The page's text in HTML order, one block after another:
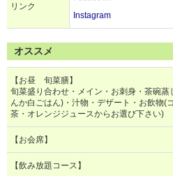
リンク
Instagram
オススメ
【お昼 旬菜膳】
旬菜盛り合わせ・メイン・お刺身・茶碗蒸
んか白ごはん)・汁物・デザート・お飲物(
茶・オレンジジュースからお選び下さい)
【お会席】
【飲み放題コース】